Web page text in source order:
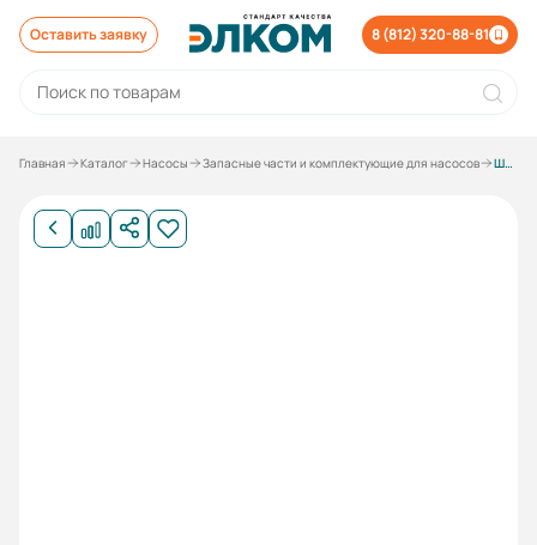
Оставить заявку 8 (812) 320-88-81
Главная Каталог Насосы Запасные части и комплектующие для насосов Шайба стопорная вала 85 к насосу 1Д 1250-125; 1Д 1600-90; 2Д 2000-21